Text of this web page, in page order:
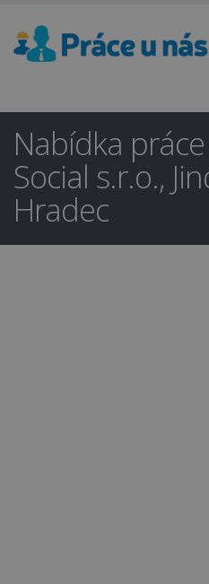
Nabídka
Social s.r.o.,
Hradec